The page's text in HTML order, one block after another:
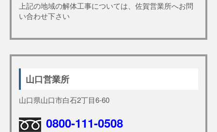
上記の地域の解体工事については、佐賀営業所へお問
い合わせ下さい
山口営業所
山口県山口市白石2丁目6-60
0800-111-0508